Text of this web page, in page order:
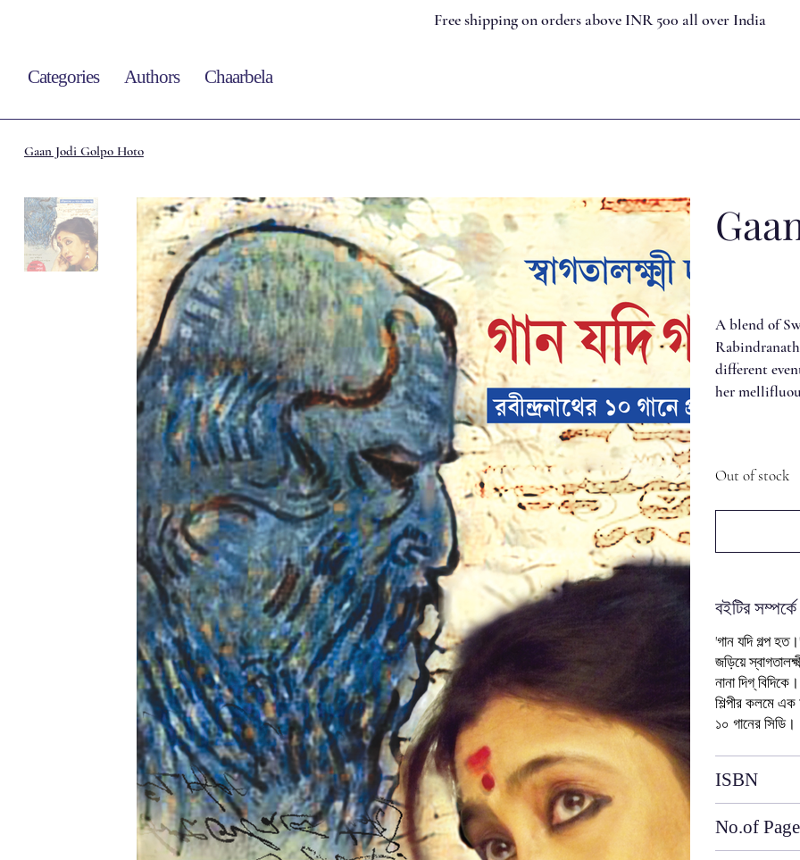
Free shipping on orders above INR 500 all over India
Categories Authors Chaarbela
Gaan Jodi Golpo Hoto
A blend of
different
her
Out of stock
বইটির সম্পর্কে
'গান যদি গল্প
জড়িয়ে
নানা দিগ্‌
শিল্পীর কলমে
১০ গানের সিডি।
ISBN
No.of